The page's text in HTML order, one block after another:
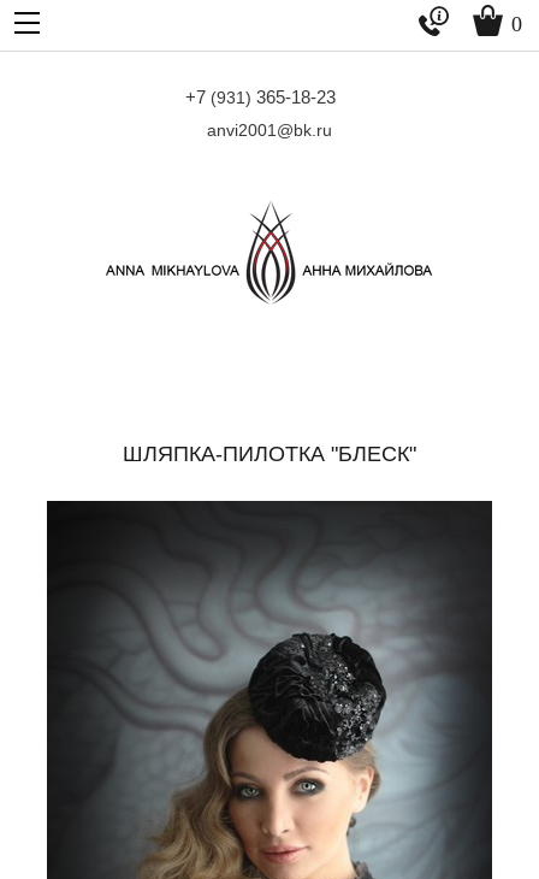
+7 (931) 365-18-23
anvi2001@bk.ru
  0
ШЛЯПКА-ПИЛОТКА "БЛЕСК"